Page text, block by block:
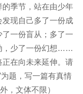
季节，站在由少年
现自己多了一份成
一份盲从；多了一
，少了一份幻想……
在向未来延伸。请
题，写一篇有真情
，文体不限）